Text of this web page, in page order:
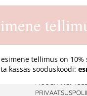
E-pood
tellimus on 10%
kassas sooduskoodi: